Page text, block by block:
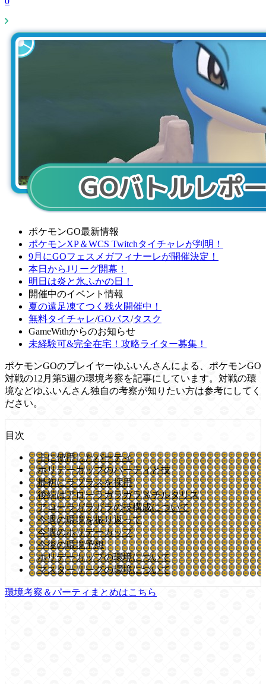
ポケモンGO最新情報
ポケモンXP＆WCS Twitchタイチャレが判明！
9月にGOフェスメガフィナーレが開催決定！
本日からJリーグ開幕！
明日は炎と氷ふかの日！
開催中のイベント情報
夏の遠足凍てつく残火開催中！
無料タイチャレ/GOパス/タスク
GameWithからのお知らせ
未経験可&完全在宅！攻略ライター募集！
ポケモンGOのプレイヤーゆふいんさんによる、ポケモンGO
対戦の12月第5週の環境考察を記事にしています。対戦の環
境などゆふいんさん独自の考察が知りたい方は参考にしてく
ださい。
目次
主に使用したパーティ
ホリデーカップのパーティと技
最初にラプラスを採用
後続はアローラガラガラ％チルタリス
アローラガラガラの技構成について
今週の環境を振り返って
今週のホリデーカップ
今後の環境予想
ホリデーカップの環境について
マスターリーグの環境について
環境考察＆パーティまとめはこちら